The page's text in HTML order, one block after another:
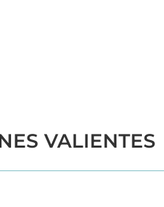
VALIENTES